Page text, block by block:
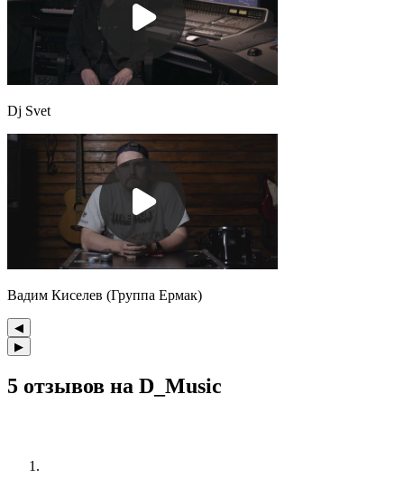
Dj Svet
Вадим Киселев (Группа Ермак)
◀
▶
5 отзывов на D_Music